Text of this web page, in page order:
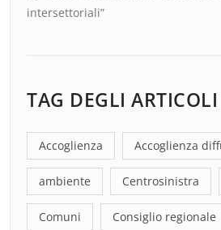
intersettoriali”
TAG DEGLI ARTICOLI
Accoglienza Accoglienza
ambiente Centrosinistra
Comuni Consiglio regionale